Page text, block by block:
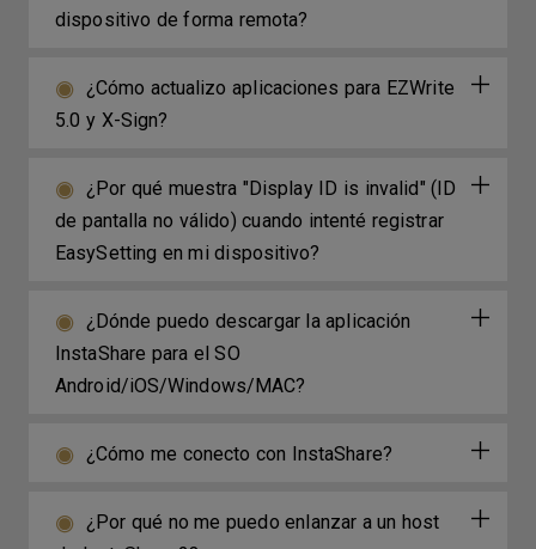
dispositivo de forma remota?
¿Cómo actualizo aplicaciones para EZWrite
5.0 y X-Sign?
¿Por qué muestra "Display ID is invalid" (ID
de pantalla no válido) cuando intenté registrar
EasySetting en mi dispositivo?
¿Dónde puedo descargar la aplicación
InstaShare para el SO
Android/iOS/Windows/MAC?
¿Cómo me conecto con InstaShare?
¿Por qué no me puedo enlanzar a un host